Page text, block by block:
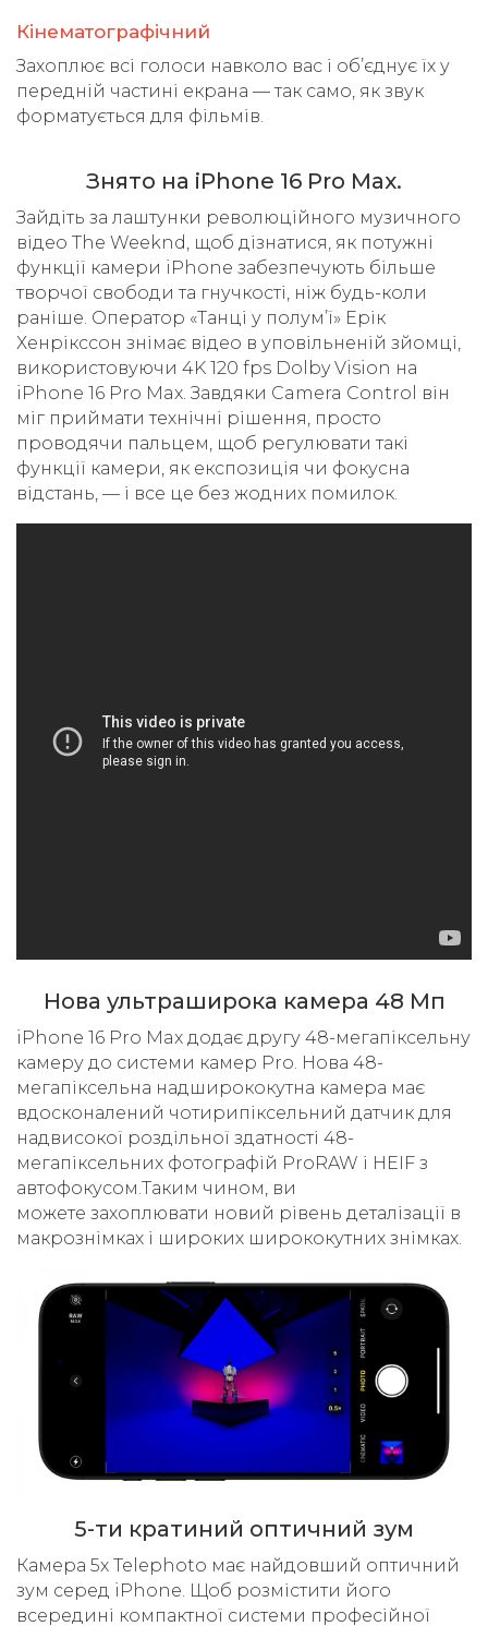
Кінематографічний
Захоплює всі голоси навколо вас і об’єднує їх у
передній частині екрана — так само, як звук
форматується для фільмів.
Знято на iPhone 16 Pro Max.
Зайдіть за лаштунки революційного музичного
відео The Weeknd, щоб дізнатися, як потужні
функції камери iPhone забезпечують більше
творчої свободи та гнучкості, ніж будь-коли
раніше. Оператор «Танці у полум’ї» Ерік
Хенрікссон знімає відео в уповільненій зйомці,
використовуючи 4K 120 fps Dolby Vision на
iPhone 16 Pro Max. Завдяки Camera Control він
міг приймати технічні рішення, просто
проводячи пальцем, щоб регулювати такі
функції камери, як експозиція чи фокусна
відстань, — і все це без жодних помилок.
Нова ультраширока камера 48 Мп
iPhone 16 Pro Max додає другу 48-мегапіксельну
камеру до системи камер Pro. Нова 48-
мегапіксельна надширококутна камера має
вдосконалений чотирипіксельний датчик для
надвисокої роздільної здатності 48-
мегапіксельних фотографій ProRAW і HEIF з
автофокусом.Таким чином, ви
можете захоплювати новий рівень деталізації в
макрознімках і широких ширококутних знімках.
5-ти кратиний оптичний зум
Камера 5x Telephoto має найдовший оптичний
зум серед iPhone. Щоб розмістити його
всередині компактної системи професійної